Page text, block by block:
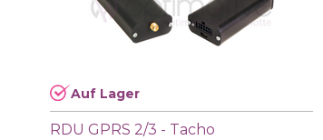
Auf Lager
RDU GPRS 2/3 - Tacho